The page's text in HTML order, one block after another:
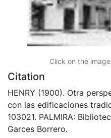
Click on the
Citation
HENRY (1900). Otra
con las edificaciones
103021. PALMIRA:
Garces Borrero.